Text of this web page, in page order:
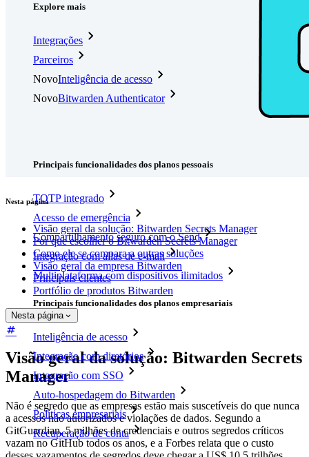
Explore mais
Integrações
Parceiros
NovoInteligência de acesso
NovoBitwarden Authenticator
Principais funcionalidades dos planos pessoais
TOTP integrado
Acesso de emergência
Compartilhamento seguro com o Send
Integração com alias de e-mail
Multiplataforma com dispositivos ilimitados
Principais funcionalidades dos planos empresariais
Inteligência de acesso
Integração com diretórios
Integração com SSO
Auto-hospedagem do Bitwarden
Políticas empresariais
Recuperação de conta
Nesta página
Visão geral da solução: Bitwarden Secrets Manager
Por que escolher o Bitwarden Secrets Manager
Como ele se compara a outras soluções
Visão geral da empresa Bitwarden
Principais clientes
Portfólio de produtos Bitwarden
Nesta página
Visão geral da solução: Bitwarden Secrets
Manager
Não é segredo que as empresas estão mais suscetíveis do que nunca
a acessos não autorizados e violações de dados. Segundo a
GitGuardian, 5 milhões de credenciais e outros segredos críticos
vazam no GitHub todos os anos, e a Forbes relata que o custo